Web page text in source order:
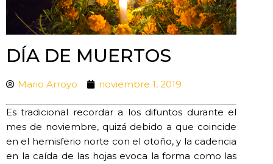
DÍA DE MUERTOS
Mario Arroyo noviembre 1, 2019
Es tradicional recordar a los difuntos durante el
mes de noviembre, quizá debido a que coincide
en el hemisferio norte con el otoño, y la cadencia
en la caída de las hojas evoca la forma como las